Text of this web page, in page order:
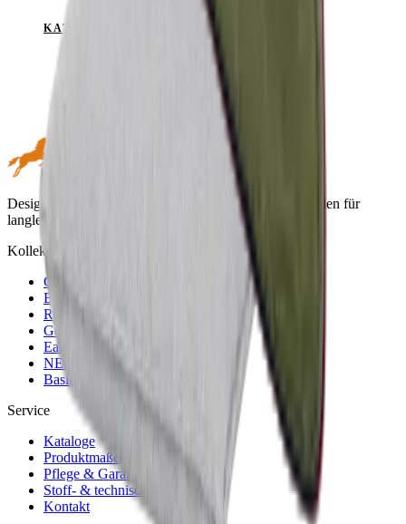
KATALOG ANSEHEN
Design trifft Performance. Hochwertige Outdoor-Textilien für
langlebige Momente im Freien.
Kollektionen
Green
Blue
Red
Golden
Earth & Grey
NERIO · Oceana
Basic
Service
Kataloge
Produktmaße
Pflege & Garantie
Stoff- & technische Daten
Kontakt